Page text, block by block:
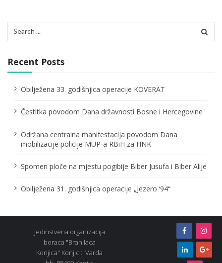
v
i
a
t
i
n
for:
Recent Posts
Obilježena 33. godišnjica operacije KOVERAT
Čestitka povodom Dana državnosti Bosne i Hercegovine
Održana centralna manifestacija povodom Dana
mobilizacije policije MUP-a RBiH za HNK
Spomen ploče na mjestu pogibije Biber Jusufa i Biber Alije
Obilježena 31. godišnjica operacije „Jezero ‘94“
Jedinstvena organizacija
boraca "Branilaca
Konjica" Konjic :: Varda